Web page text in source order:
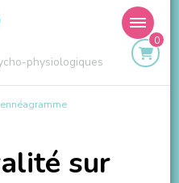
physiologiques
0
sur